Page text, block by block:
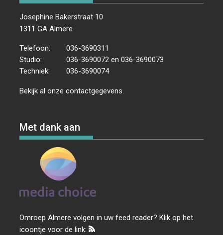
Josephine Bakerstraat 10
1311 GA Almere
Telefoon:
036-3690311
Studio:
036-3690072 en 036-3690073
Techniek:
036-3690074
Bekijk al onzecontactgegevens
Met dank aan
Omroep Almere volgen in uw feed reader? Klik op het
icoontje voor de link: